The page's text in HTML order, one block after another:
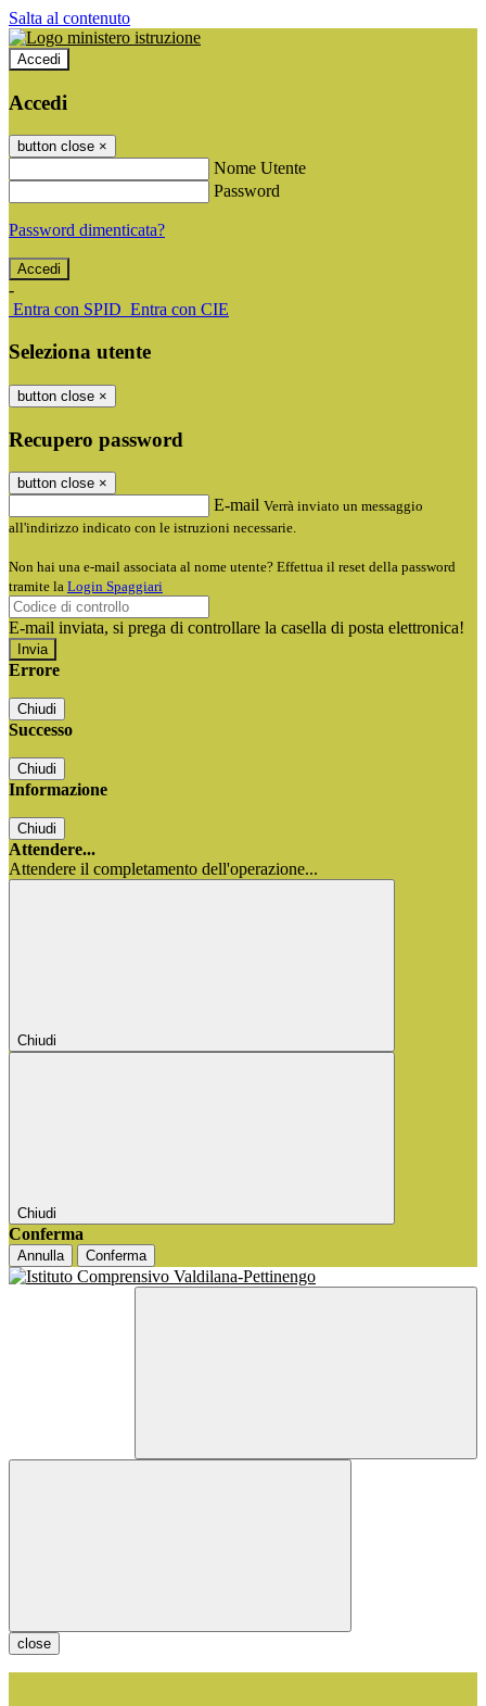
Salta al contenuto
Accedi
Accedi
button close ×
Nome Utente
Password
Password dimenticata?
-
Entra con SPID Entra con CIE
Seleziona utente
button close ×
Recupero password
button close ×
E-mail Verrà inviato un messaggio
all'indirizzo indicato con le istruzioni necessarie.
Non hai una e-mail associata al nome utente? Effettua il reset della password
tramite la Login Spaggiari
E-mail inviata, si prega di controllare la casella di posta elettronica!
Errore
Chiudi
Successo
Chiudi
Informazione
Chiudi
Attendere...
Attendere il completamento dell'operazione...
Chiudi
Chiudi
Conferma
Annulla Conferma
close